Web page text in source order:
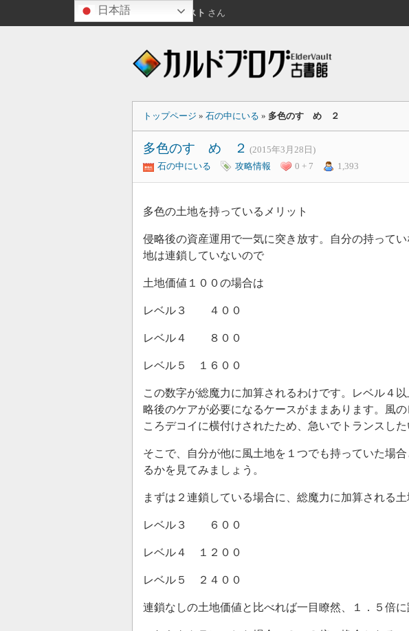
ゲスト さん
トップページ » 石の中にいる » 多色のすゝめ ２
多色のすゝめ ２ (2015年3月28日)
石の中にいる
攻略情報 0 + 7 1,393
多色の土地を持っているメリット
侵略後の資産運用で一気に突き放す。自分の持って
地は連鎖していないので
土地価値１００の場合は
レベル３ ４００
レベル４ ８００
レベル５ １６００
この数字が総魔力に加算されるわけです。レベル４
略後のケアが必要になるケースがままあります。風
ころデコイに横付けされたため、急いでトランスし
そこで、自分が他に風土地を１つでも持っていた場
るかを見てみましょう。
まずは２連鎖している場合に、総魔力に加算される
レベル３ ６００
レベル４ １２００
レベル５ ２４００
連鎖なしの土地価値と比べれば一目瞭然、１．５倍に
日本語